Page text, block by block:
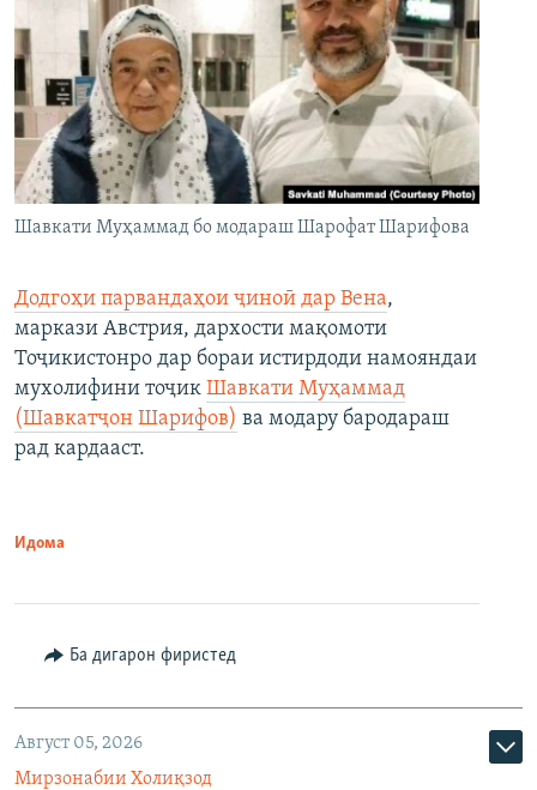
Шавкати Муҳаммад бо модараш Шарофат Шарифова
Додгоҳи парвандаҳои ҷиноӣ дар Вена,
маркази Австрия, дархости мақомоти
Тоҷикистонро дар бораи истирдоди намояндаи
мухолифини тоҷик Шавкати Муҳаммад
(Шавкатҷон Шарифов) ва модару бародараш
рад кардааст.
Идома
Ба дигарон фиристед
Август 05, 2026
Мирзонабии Холиқзод